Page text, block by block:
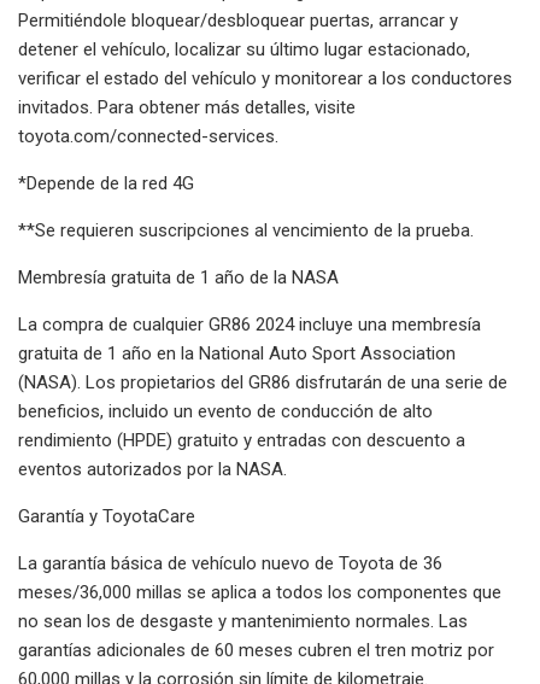
Permitiéndole bloquear/desbloquear puertas, arrancar y
detener el vehículo, localizar su último lugar estacionado,
verificar el estado del vehículo y monitorear a los conductores
invitados. Para obtener más detalles, visite
toyota.com/connected-services.
*Depende de la red 4G
**Se requieren suscripciones al vencimiento de la prueba.
Membresía gratuita de 1 año de la NASA
La compra de cualquier GR86 2024 incluye una membresía
gratuita de 1 año en la National Auto Sport Association
(NASA). Los propietarios del GR86 disfrutarán de una serie de
beneficios, incluido un evento de conducción de alto
rendimiento (HPDE) gratuito y entradas con descuento a
eventos autorizados por la NASA.
Garantía y ToyotaCare
La garantía básica de vehículo nuevo de Toyota de 36
meses/36,000 millas se aplica a todos los componentes que
no sean los de desgaste y mantenimiento normales. Las
garantías adicionales de 60 meses cubren el tren motriz por
60,000 millas y la corrosión sin límite de kilometraje.